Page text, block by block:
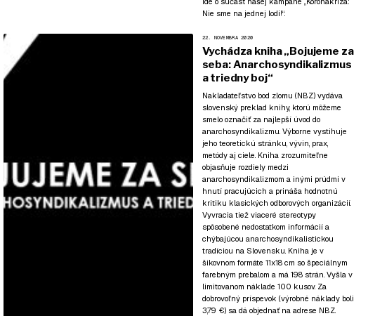
Nie sme na jednej lodi!“.
22. NOVEMBRA 2020
Vychádza kniha „Bojujeme za
seba: Anarchosyndikalizmus
a triedny boj“
Nakladateľstvo bod zlomu (NBZ) vydáva
slovenský preklad knihy, ktorú môžeme
smelo označiť za najlepší úvod do
anarchosyndikalizmu. Výborne vystihuje
jeho teoretickú stránku, vývin, prax,
metódy aj ciele. Kniha zrozumiteľne
objasňuje rozdiely medzi
anarchosyndikalizmom a inými prúdmi v
hnutí pracujúcich a prináša hodnotnú
kritiku klasických odborových organizácií.
Vyvracia tiež viaceré stereotypy
spôsobené nedostatkom informácií a
chýbajúcou anarchosyndikalistickou
tradíciou na Slovensku. Kniha je v
šikovnom formáte 11x18 cm so špeciálnym
farebným prebalom a má 198 strán. Vyšla v
limitovanom náklade 100 kusov. Za
dobrovoľný príspevok (výrobné náklady boli
3,79 €) sa dá objednať na adrese NBZ.